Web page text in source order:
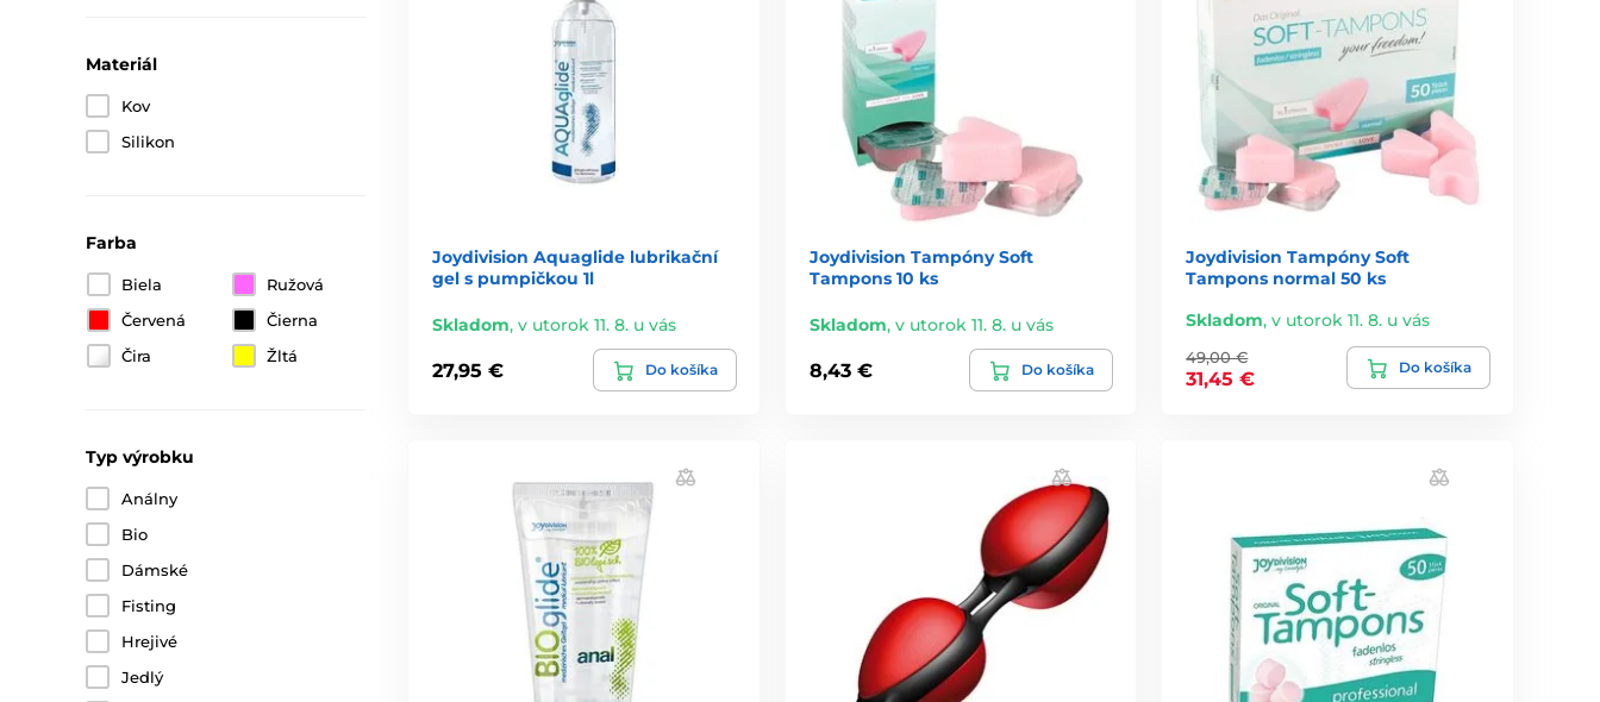
Materiál
Kov
Silikon
Farba
Biela
Ružová
Červená
Čierna
Čira
Žltá
Typ výrobku
Análny
Bio
Dámské
Fisting
Hrejivé
Jedlý
Joydivision Aquaglide lubrikační
gel s pumpičkou 1l
Skladom, v utorok 11. 8. u vás
27,95 € Do košíka
Joydivision Tampóny Soft
Tampons 10 ks
Skladom, v utorok 11. 8. u vás
8,43 € Do košíka
Joydivision Tampóny Soft
Tampons normal 50 ks
Skladom,v utorok 11. 8. u vás
49,00 €
31,45 €
Do košíka